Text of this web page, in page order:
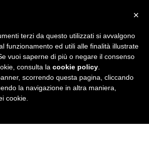
×
terzi da questo utilizzati si avvalgono
funzionamento ed utili alle finalità illustrate
vuoi saperne di più o negare il consenso
consulta la cookie policy
scorrendo questa pagina, cliccando
la navigazione in altra maniera,
cookie.